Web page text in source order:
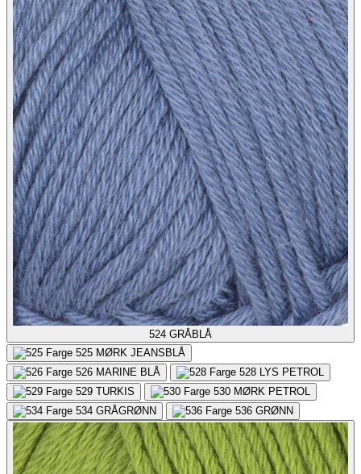
524 GRÅBLÅ
525 MØRK JEANSBLÅ
526 MARINE BLÅ 528 LYS PETROL
529 TURKIS 530 MØRK PETROL
534 GRÅGRØNN 536 GRØNN